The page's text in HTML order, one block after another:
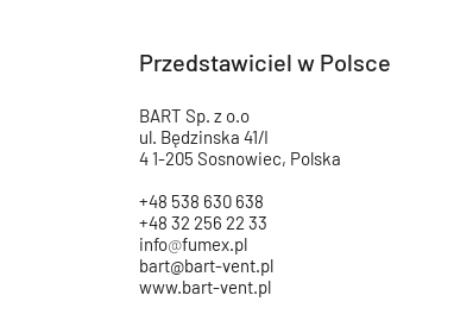
Przedstawiciel w Polsce
BART Sp. z o.o
ul. Będzinska 41/I
4 1-205 Sosnowiec, Polska
+48 538 630 638
+48 32 256 22 33
info@fumex.pl
bart@bart-vent.pl
www.bart-vent.pl